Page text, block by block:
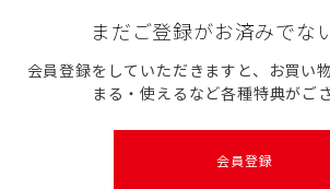
まだご登録がお済みでな
会員登録をしていただきますと、お買い
まる・使えるなど各種特典がご
会員登録